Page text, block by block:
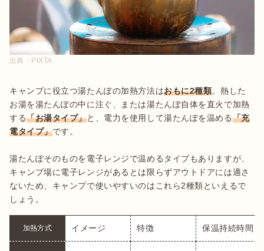
出典： PIXTA
キャンプに役立つ湯たんぽの加熱方法はおもに2種類。熱した
お湯を湯たんぽの中に注ぐ、または湯たんぽ自体を直火で加熱
する「お湯タイプ」と、電力を使用して湯たんぽを温める「充
電タイプ」です。
湯たんぽそのものを電子レンジで温めるタイプもありますが、
キャンプ場に電子レンジがあるとは限らずアウトドアには適さ
ないため、キャンプで使いやすいのはこれら2種類といえるで
しょう。
加熱方式 イメージ 特徴 保温持続時間